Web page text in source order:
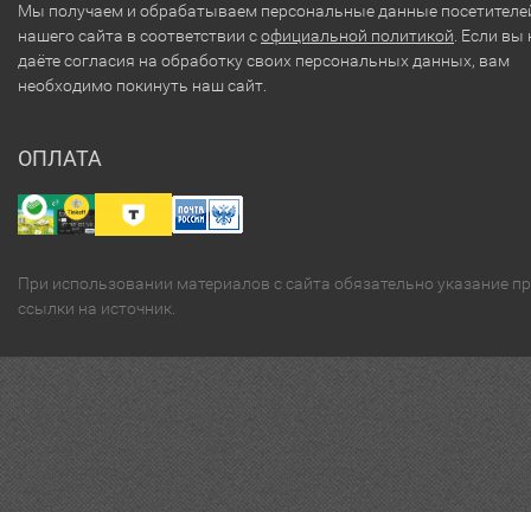
Мы получаем и обрабатываем персональные данные
нашего сайта в соответствии софициальной политикой. Если вы
даёте согласия на обработку своих персональных данных, вам
необходимо покинуть наш сайт.
ОПЛАТА
При использовании материалов с сайта обязательно указание
ссылки на источник.